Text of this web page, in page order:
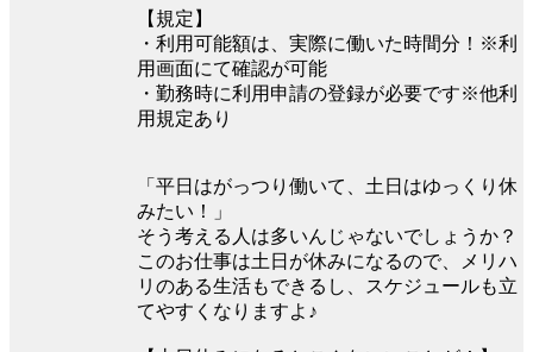
【規定】
・利用可能額は、実際に働いた時間分！※利
用画面にて確認が可能
・勤務時に利用申請の登録が必要です※他利
用規定あり
「平日はがっつり働いて、土日はゆっくり休
みたい！」
そう考える人は多いんじゃないでしょうか？
このお仕事は土日が休みになるので、メリハ
リのある生活もできるし、スケジュールも立
てやすくなりますよ♪